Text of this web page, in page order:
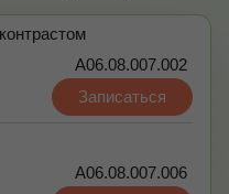
А06.08.007.002
Записаться
А06.08.007.006